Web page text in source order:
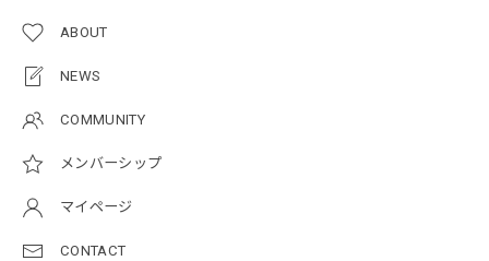
ABOUT
NEWS
COMMUNITY
メンバーシップ
マイページ
CONTACT